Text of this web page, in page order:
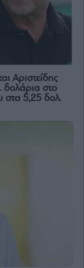
Αριστείδης
δολάρια στο
στα 5,25 δολ.